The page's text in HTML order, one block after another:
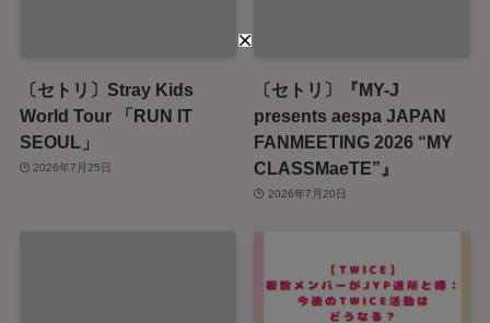
〔セトリ〕Stray Kids
World Tour 「RUN IT
SEOUL」
2026年7月25日
〔セトリ〕『MY-J
presents aespa JAPAN
FANMEETING 2026 “MY
CLASSMaeTE”』
2026年7月20日